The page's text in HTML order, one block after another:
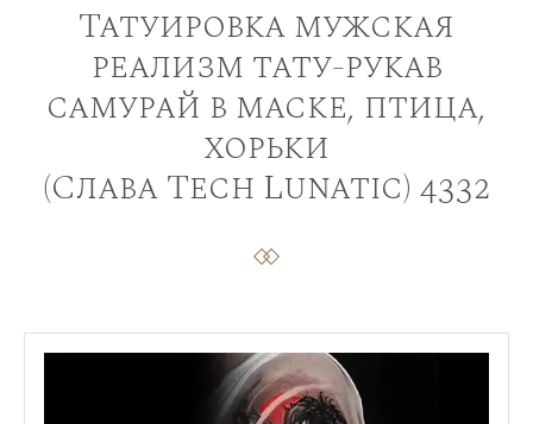
Татуировка мужская
реализм тату-рукав
самурай в маске, птица,
хорьки
(Слава Tech Lunatic) 4332